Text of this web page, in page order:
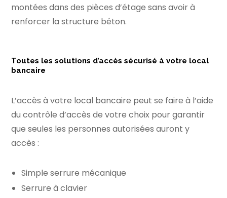
montées dans des pièces d’étage sans avoir à
renforcer la structure béton.
Toutes les solutions d’accès sécurisé à votre local
bancaire
L’accès à votre local bancaire peut se faire à l’aide
du contrôle d’accès de votre choix pour garantir
que seules les personnes autorisées auront y
accès :
Simple serrure mécanique
Serrure à clavier